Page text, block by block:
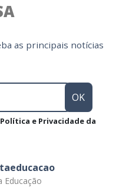
as principais notícias
e Privacidade da
Educação